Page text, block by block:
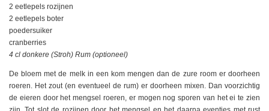
2 eetlepels rozijnen
2 eetlepels boter
poedersuiker
cranberries
4 cl donkere (Stroh) Rum (optioneel)
De bloem met de melk in een kom mengen dan de zure room er doorheen
roeren. Het zout (en eventueel de rum) er doorheen mixen. Dan voorzichtig
de eieren door het mengsel roeren, er mogen nog sporen van het ei te zien